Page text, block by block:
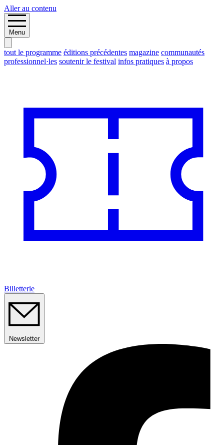
Aller au contenu
Menu
tout le programme éditions précédentes magazine communautés
professionnel·les soutenir le festival infos pratiques à propos
Billetterie
Newsletter